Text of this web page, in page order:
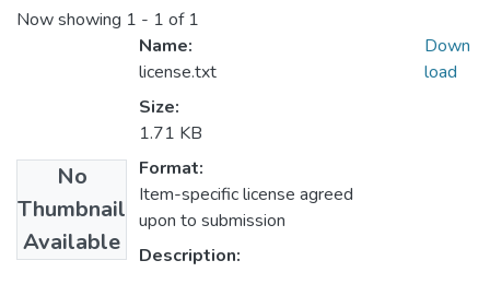
Now showing 1 - 1 of 1
No
Thumbnail
Available
Name:
license.txt
Size:
1.71 KB
Format:
Item-specific license agreed
upon to submission
Description:
Down
load